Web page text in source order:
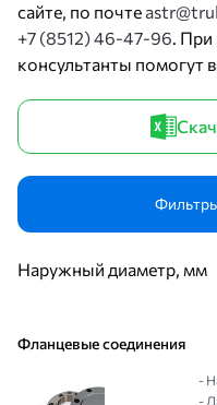
сайте, по почте
+7 (8512) 46-47-96.
консультанты помогут
Наружный диаметр, мм
Фланцевые соединения
-
-